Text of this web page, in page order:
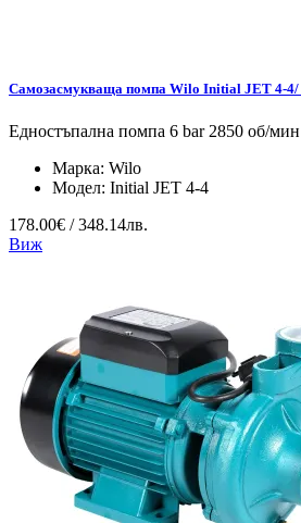
Самозасмукваща помпа Wilo Initial JET 4-4/
Едностъпална помпа 6 bar 2850 об/
Марка: Wilo
Модел: Initial JET 4-4
178.00€ / 348.14лв.
Виж